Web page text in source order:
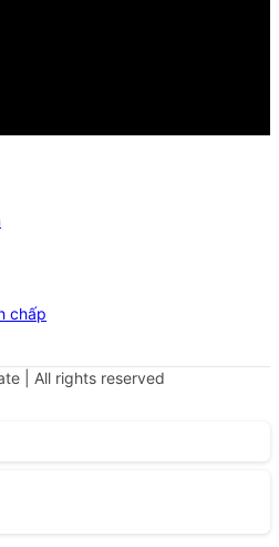
chấp
| All rights reserved